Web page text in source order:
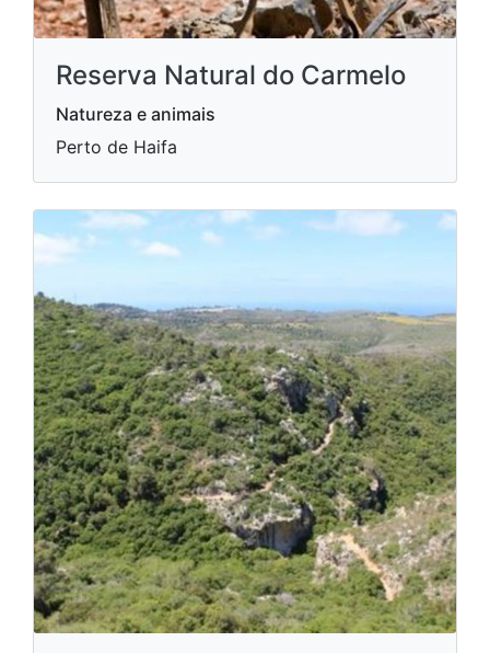
Reserva Natural do Carmelo
Natureza e animais
Perto de Haifa